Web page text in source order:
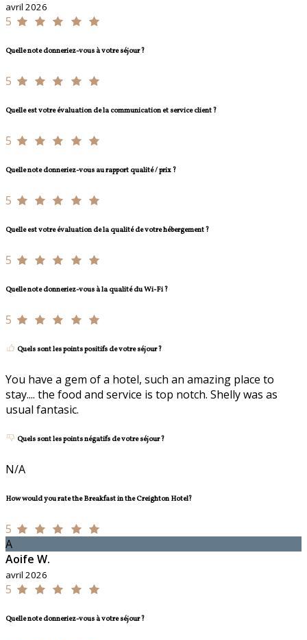
avril 2026
5
Quelle note donneriez-vous à votre séjour ?
5
Quelle est votre évaluation de la communication et service client ?
5
Quelle note donneriez-vous au rapport qualité / prix ?
5
Quelle est votre évaluation de la qualité de votre hébergement ?
5
Quelle note donneriez-vous à la qualité du Wi-Fi ?
5
Quels sont les points positifs de votre séjour ?
You have a gem of a hotel, such an amazing place to
stay.... the food and service is top notch. Shelly was as
usual fantasic.
Quels sont les points négatifs de votre séjour ?
N/A
How would you rate the Breakfast in the Creighton Hotel?
5
A
Aoife W.
avril 2026
5
Quelle note donneriez-vous à votre séjour ?